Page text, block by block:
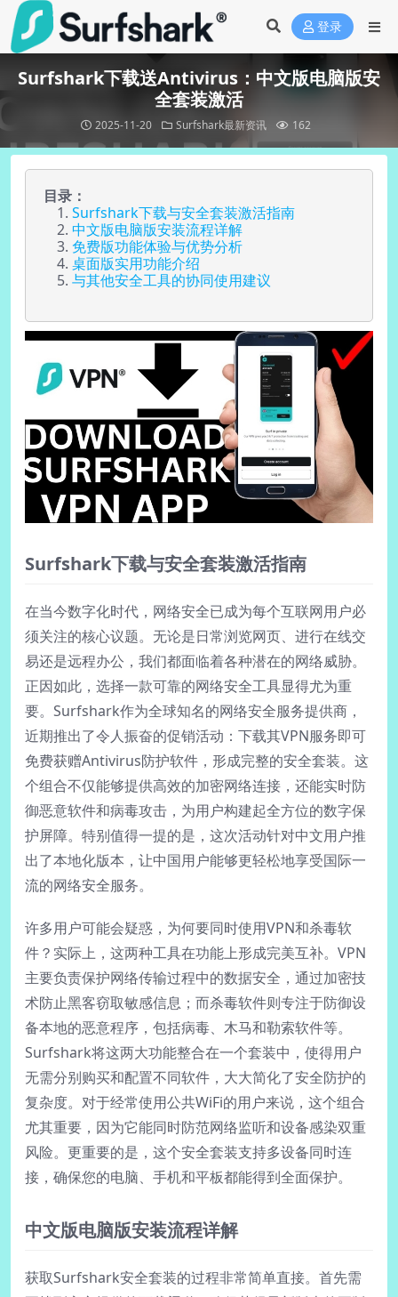
登录
Surfshark下载送Antivirus：中文版电脑版安
全套装激活
2025-11-20 Surfshark最新资讯 162
目录：
Surfshark下载与安全套装激活指南
中文版电脑版安装流程详解
免费版功能体验与优势分析
桌面版实用功能介绍
与其他安全工具的协同使用建议
Surfshark下载与安全套装激活指南
在当今数字化时代，网络安全已成为每个互联网用户必
须关注的核心议题。无论是日常浏览网页、进行在线交
易还是远程办公，我们都面临着各种潜在的网络威胁。
正因如此，选择一款可靠的网络安全工具显得尤为重
要。Surfshark作为全球知名的网络安全服务提供商，
近期推出了令人振奋的促销活动：下载其VPN服务即可
免费获赠Antivirus防护软件，形成完整的安全套装。这
个组合不仅能够提供高效的加密网络连接，还能实时防
御恶意软件和病毒攻击，为用户构建起全方位的数字保
护屏障。特别值得一提的是，这次活动针对中文用户推
出了本地化版本，让中国用户能够更轻松地享受国际一
流的网络安全服务。
许多用户可能会疑惑，为何要同时使用VPN和杀毒软
件？实际上，这两种工具在功能上形成完美互补。VPN
主要负责保护网络传输过程中的数据安全，通过加密技
术防止黑客窃取敏感信息；而杀毒软件则专注于防御设
备本地的恶意程序，包括病毒、木马和勒索软件等。
Surfshark将这两大功能整合在一个套装中，使得用户
无需分别购买和配置不同软件，大大简化了安全防护的
复杂度。对于经常使用公共WiFi的用户来说，这个组合
尤其重要，因为它能同时防范网络监听和设备感染双重
风险。更重要的是，这个安全套装支持多设备同时连
接，确保您的电脑、手机和平板都能得到全面保护。
中文版电脑版安装流程详解
获取Surfshark安全套装的过程非常简单直接。首先需